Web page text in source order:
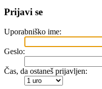
Prijavi se
Uporabniško ime:
Geslo:
Čas, da ostaneš prijavljen: